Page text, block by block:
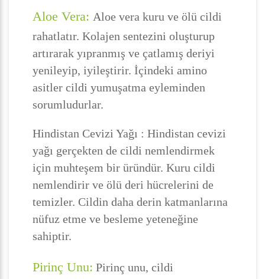
Aloe Vera: Aloe vera kuru ve ölü cildi
rahatlatır. Kolajen sentezini oluşturup
artırarak yıpranmış ve çatlamış deriyi
yenileyip, iyileştirir. İçindeki amino
asitler cildi yumuşatma eyleminden
sorumludurlar.
Hindistan Cevizi Yağı : Hindistan cevizi
yağı gerçekten de cildi nemlendirmek
için muhteşem bir üründür. Kuru cildi
nemlendirir ve ölü deri hücrelerini de
temizler. Cildin daha derin katmanlarına
nüfuz etme ve besleme yeteneğine
sahiptir.
Pirinç Unu: Pirinç unu, cildi